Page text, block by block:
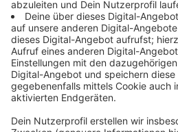
Nachfrage nach günstigem
deutlich gestiegen heißt es.
bewohnbaren Immobilien sei in
deutlich zurückgegangen. Die
momentan besonders an Vier-
auch das Angebot an
aus. Noch geringer ist das
Wohnungen - im Übrigen nicht